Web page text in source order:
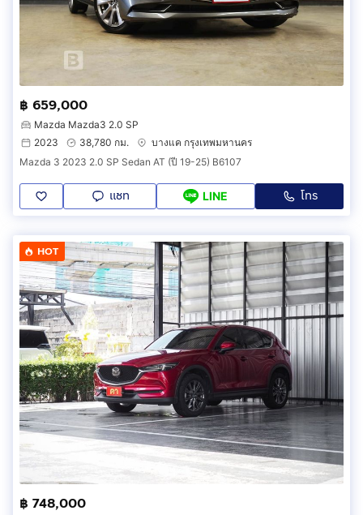
฿ 659,000
Mazda Mazda3 2.0 SP
2023
38,780 กม.
บางแค กรุงเทพมหานคร
Mazda 3 2023 2.0 SP Sedan AT (ปี 19-25) B6107
แชท LINE โทร
HOT
฿ 748,000